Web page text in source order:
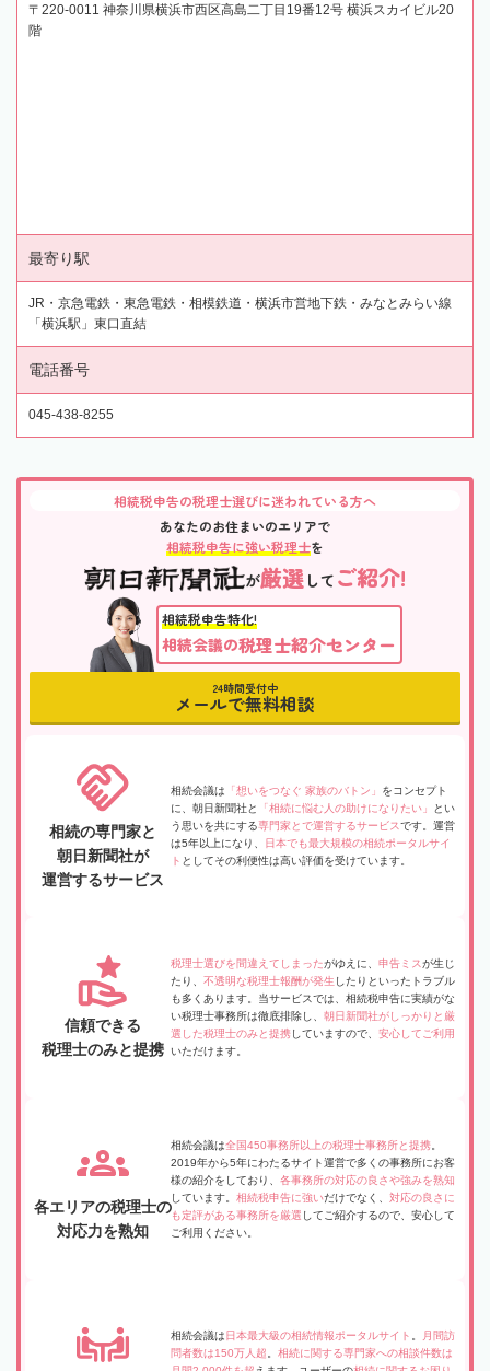
〒220-0011 神奈川県横浜市西区高島二丁目19番12号 横浜スカイビル20
階
最寄り駅
JR・京急電鉄・東急電鉄・相模鉄道・横浜市営地下鉄・みなとみらい線
「横浜駅」東口直結
電話番号
045-438-8255
相続税申告の税理士選びに迷われている方へ
あなたのお住まいのエリアで
相続税申告に強い税理士を
が厳選して ご紹介!
相続税申告特化!
相続会議の税理士紹介センター
24時間受付中
メールで無料相談
相続の専門家と
朝日新聞社が
運営するサービス
相続会議は 「想いをつなぐ 家族のバトン」 をコンセプト
に、朝日新聞社と
「相続に悩む人の助けになりたい」
とい
う思いを共にする専門家とで運営するサービスです。運営
は5年以上になり、
日本でも最大規模の相続ポータルサイ
ト としてその利便性は高い評価を受けています。
信頼できる
税理士のみと提携
税理士選びを間違えてしまったがゆえに、 申告ミスが生じ
たり、 不透明な税理士報酬が発生 したりといったトラブル
も多くあります。当サービスでは、相続税申告に実績がな
い税理士事務所は徹底排除し、 朝日新聞社がしっかりと厳
選した税理士のみと提携していますので、 安心してご利用
いただけます。
各エリアの税理士の
対応力を熟知
相続会議は全国450事務所以上の税理士事務所と提携
2019年から5年にわたるサイト運営で多くの事務所にお客
様の紹介をしており、 各事務所の対応の良さや強みを熟知
しています。 相続税申告に強いだけでなく、 対応の良さに
も定評がある事務所を厳選 してご紹介するので、安心して
ご利用ください。
相続会議は 日本最大級の相続情報ポータルサイト
月間訪
問者数は150万人超
相続に関する専門家への相談件数は